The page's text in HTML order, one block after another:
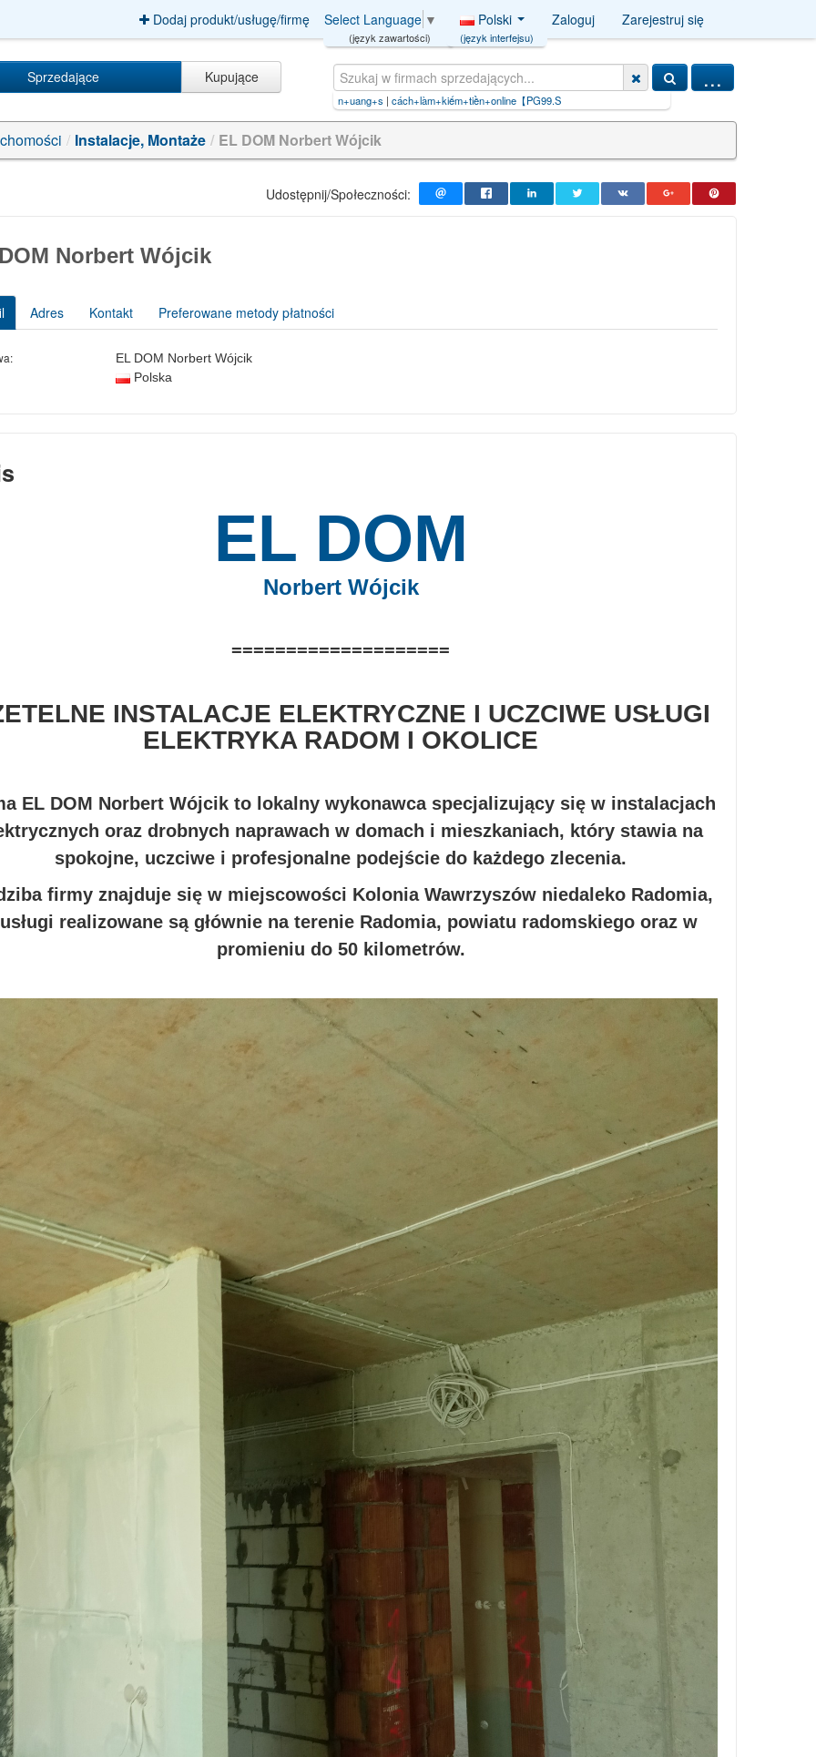
Dodaj produkt/usługę/firmę Select Language ▼
(język zawartości)
Polski
(język interfejsu)
Zaloguj Zarejestruj się
Sprzedające Kupujące ...
cách+làm+kiếm+tiền+online【PG99.S
/ Instalacje, Montaże / EL DOM Norbert Wójcik
Udostępnij/Społeczności:
Norbert Wójcik
Adres Kontakt Preferowane metody płatności
EL DOM Norbert Wójcik
Polska
EL DOM
Norbert Wójcik
====================
INSTALACJE ELEKTRYCZNE I UCZCIWE USŁUGI
ELEKTRYKA RADOM I OKOLICE
EL DOM Norbert Wójcik to lokalny wykonawca specjalizujący się w instalacjach
oraz drobnych naprawach w domach i mieszkaniach, który stawia na
spokojne, uczciwe i profesjonalne podejście do każdego zlecenia.
firmy znajduje się w miejscowości Kolonia Wawrzyszów niedaleko Radomia,
realizowane są głównie na terenie Radomia, powiatu radomskiego oraz w
promieniu do 50 kilometrów.